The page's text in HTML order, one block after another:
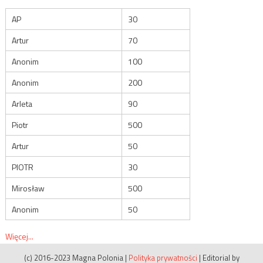
AP
30
Artur
70
Anonim
100
Anonim
200
Arleta
90
Piotr
500
Artur
50
PIOTR
30
Mirosław
500
Anonim
50
Więcej...
(c) 2016-2023 Magna Polonia | Polityka prywatności | Editorial by